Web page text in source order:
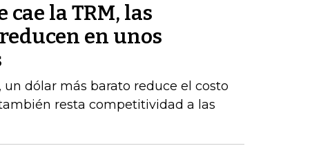
cae la TRM, las
en unos
dólar más barato reduce el costo
resta competitividad a las